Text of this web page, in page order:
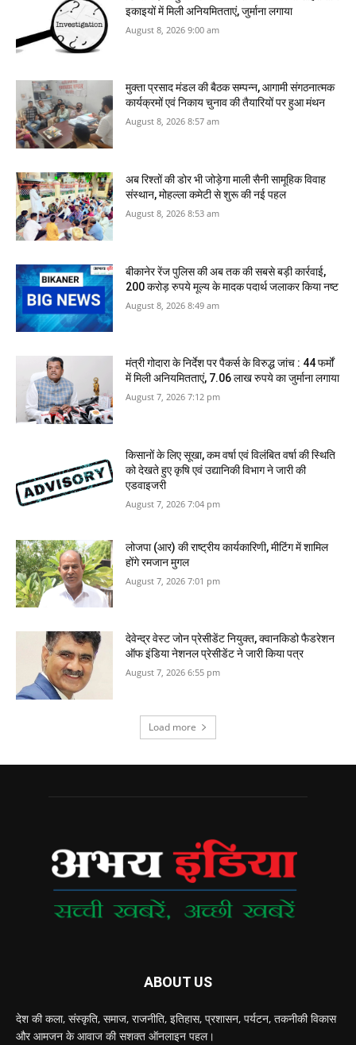
इकाइयों में मिली अनियमितताएं, जुर्माना लगाया
August 8, 2026 9:00 am
मुक्ता प्रसाद मंडल की बैठक सम्पन्न, आगामी संगठनात्मक
कार्यक्रमों एवं निकाय चुनाव की तैयारियों पर हुआ मंथन
August 8, 2026 8:57 am
अब रिश्तों की डोर भी जोड़ेगा माली सैनी सामूहिक विवाह
संस्थान, मोहल्ला कमेटी से शुरू की नई पहल
August 8, 2026 8:53 am
बीकानेर रेंज पुलिस की अब तक की सबसे बड़ी कार्रवाई,
200 करोड़ रुपये मूल्य के मादक पदार्थ जलाकर किया नष्‍ट
August 8, 2026 8:49 am
मंत्री गोदारा के निर्देश पर पैकर्स के विरुद्ध जांच : 44 फर्मों
में मिली अनियमितताएं, 7.06 लाख रुपये का जुर्माना लगाया
August 7, 2026 7:12 pm
किसानों के लिए सूखा, कम वर्षा एवं विलंबित वर्षा की स्थिति
को देखते हुए कृषि एवं उद्यानिकी विभाग ने जारी की
एडवाइजरी
August 7, 2026 7:04 pm
लोजपा (आर) की राष्ट्रीय कार्यकारिणी, मीटिंग में शामिल
होंगे रमजान मुगल
August 7, 2026 7:01 pm
देवेन्द्र वेस्ट जोन प्रेसीडेंट नियुक्त, क्वानकिडो फैडरेशन
ऑफ इंडिया नेशनल प्रेसीडेंट ने जारी किया पत्र
August 7, 2026 6:55 pm
Load more
ABOUT US
देश की कला, संस्‍कृति, समाज, राजनीति, इतिहास, प्रशासन, पर्यटन, तकनीकी विकास
और आमजन के आवाज की सशक्‍त ऑनलाइन पहल।